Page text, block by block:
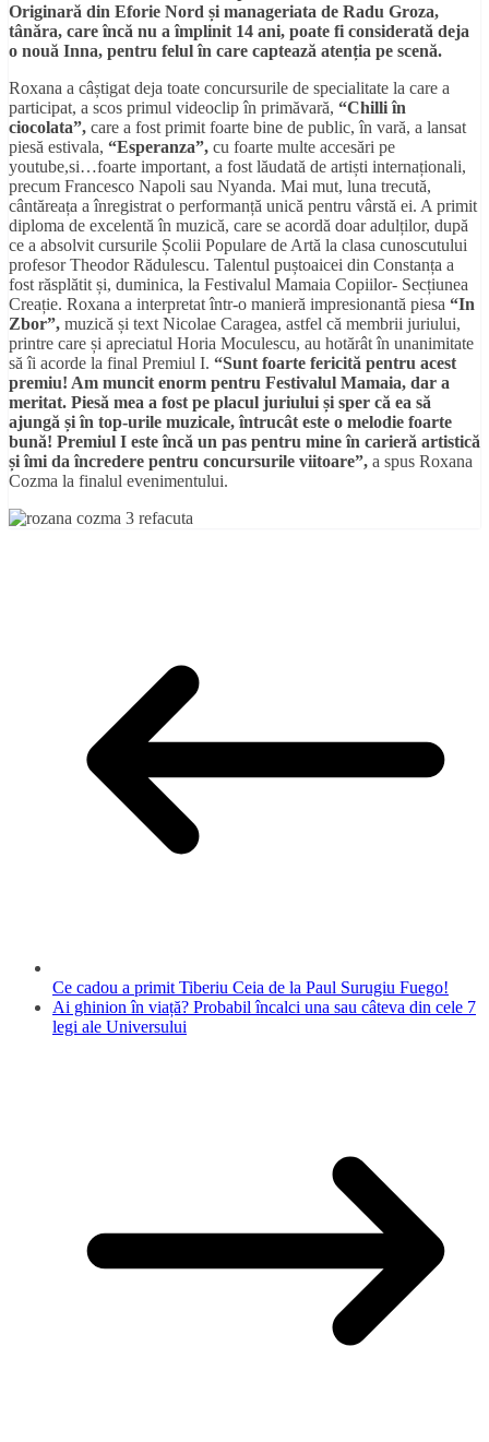
Originară din Eforie Nord și manageriata de Radu Groza,
tânăra, care încă nu a împlinit 14 ani, poate fi considerată deja
o nouă Inna, pentru felul în care captează atenția pe scenă.
Roxana a câștigat deja toate concursurile de specialitate la care a
participat, a scos primul videoclip în primăvară, “Chilli în
ciocolata”, care a fost primit foarte bine de public, în vară, a lansat
piesă estivala, “Esperanza”, cu foarte multe accesări pe
youtube,si…foarte important, a fost lăudată de artiști internaționali,
precum Francesco Napoli sau Nyanda. Mai mut, luna trecută,
cântăreața a înregistrat o performanță unică pentru vârstă ei. A primit
diploma de excelentă în muzică, care se acordă doar adulților, după
ce a absolvit cursurile Școlii Populare de Artă la clasa cunoscutului
profesor Theodor Rădulescu. Talentul puștoaicei din Constanța a
fost răsplătit și, duminica, la Festivalul Mamaia Copiilor- Secțiunea
Creație. Roxana a interpretat într-o manieră impresionantă piesa “In
Zbor”, muzică și text Nicolae Caragea, astfel că membrii juriului,
printre care și apreciatul Horia Moculescu, au hotărât în unanimitate
să îi acorde la final Premiul I. “Sunt foarte fericită pentru acest
premiu! Am muncit enorm pentru Festivalul Mamaia, dar a
meritat. Piesă mea a fost pe placul juriului și sper că ea să
ajungă și în top-urile muzicale, întrucât este o melodie foarte
bună! Premiul I este încă un pas pentru mine în carieră artistică
și îmi da încredere pentru concursurile viitoare”, a spus Roxana
Cozma la finalul evenimentului.
Ce cadou a primit Tiberiu Ceia de la Paul Surugiu Fuego!
Ai ghinion în viață? Probabil încalci una sau câteva din cele 7
legi ale Universului